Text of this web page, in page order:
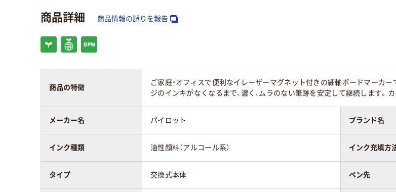
ザー付き
直液式 直液式
13.5g
インク種類
質量
アスクル商品環境
スコア
商品詳細 商品情報の誤りを報告
商品の特徴
ご家庭・オフィスで便利なイレーザーマグネット付きの細軸ボードマーカ
ジのインキがなくなるまで、濃く、ムラのない筆跡を安定して継続します。
メーカー名 パイロット ブランド名
インク種類 油性顔料（アルコール系） インク充填方
タイプ 交換式本体 ペン先